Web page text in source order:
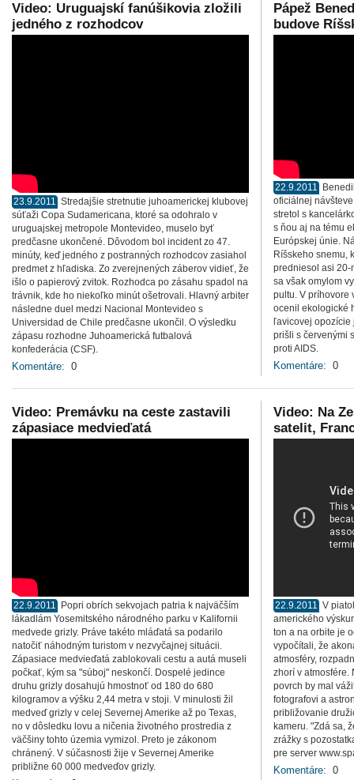
Video: Uruguajskí fanúšikovia zložili
jedného z rozhodcov
23.9.2011 Stredajšie stretnutie juhoamerickej klubovej
súťaži Copa Sudamericana, ktoré sa odohralo v
uruguajskej metropole Montevideo, muselo byť
predčasne ukončené. Dôvodom bol incident zo 47.
minúty, keď jedného z postranných rozhodcov zasiahol
predmet z hľadiska. Zo zverejnených záberov vidieť, že
išlo o papierový zvitok. Rozhodca po zásahu spadol na
trávnik, kde ho niekoľko minút ošetrovali. Hlavný arbiter
následne duel medzi Nacional Montevideo s
Universidad de Chile predčasne ukončil. O výsledku
zápasu rozhodne Juhoamerická futbalová
konfederácia (CSF).
Komentáre: 0
Pápež
budove
22.9.2011
oficiálnej
stretol s
s ňou aj na tému
Európskej únie.
Ríšskeho snemu,
predniesol asi 20-
sa však omylom
pultu. V príhovore
ocenil ekologické
ľavicovej
prišli s červenými
proti AIDS.
Komentáre: 0
Video: Premávku na ceste zastavili
zápasiace medvieďatá
22.9.2011
Popri obrích sekvojach patria k najväčším
lákadlám Yosemitského národného parku v Kalifornii
medvede grizly. Práve takéto mláďatá sa podarilo
natočiť náhodným turistom v nezvyčajnej situácii.
Zápasiace medvieďatá zablokovali cestu a autá museli
počkať, kým sa "súboj" neskončí. Dospelé jedince
druhu grizly dosahujú hmostnoť od 180 do 680
kilogramov a výšku 2,44 metra v stoji. V minulosti žil
medveď grizly v celej Severnej Amerike až po Texas,
no v dôsledku lovu a ničenia životného prostredia z
väčšiny tohto územia vymizol. Preto je zákonom
chránený. V súčasnosti žije v Severnej Amerike
približne 60 000 medveďov grizly.
Video: Na
satelit,
22.9.2011 V
amerického
ton a na orbite je
vypočítali, že
atmosféry,
zhorí v atmosfére.
povrch by mal
fotografovi a
približovanie
kameru. "Zdá sa,
zrážky s
pre server
Komentáre: 0